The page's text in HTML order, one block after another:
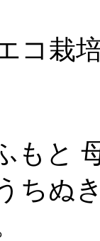
コ栽
もと
ちぬ